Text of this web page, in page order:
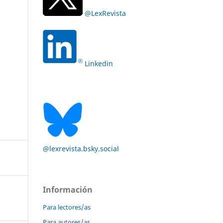
@LexRevista
Linkedin
@lexrevista.bsky.social
Información
Para lectores/as